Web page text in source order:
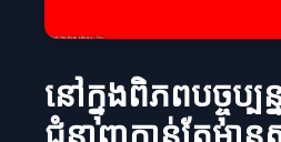
នៅក្នុងពិភពបច្ចុប្បន្